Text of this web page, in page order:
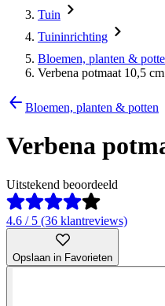
Tuin
Tuininrichting
Bloemen, planten &
Verbena potmaat 10,5 cm
Bloemen, planten & potten
Verbena
Uitstekend beoordeeld
4.6 / 5 (36 klantreviews)
Opslaan in Favorieten